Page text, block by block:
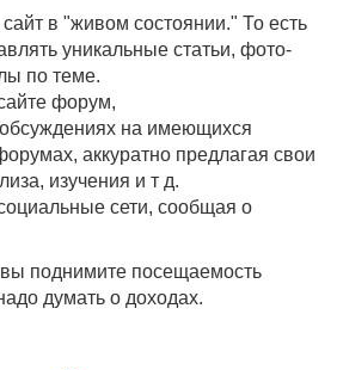
в "живом состоянии." То есть
уникальные статьи, фото-
по теме.
форум,
на имеющихся
аккуратно предлагая свои
изучения и т д.
сети, сообщая о
поднимите посещаемость
думать о доходах.